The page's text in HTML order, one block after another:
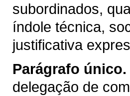
subordinados,
índole técnica,
justificativa
Parágrafo único.
delegação de